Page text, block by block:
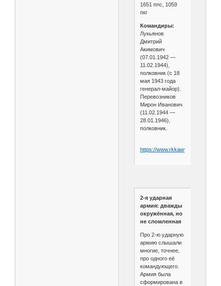
1651 ппс, 1059
пкг
Командиры:
Лукьянов
Дмитрий
Акимович
(07.01.1942 —
11.02.1944),
полковник (с 18
мая 1943 года
генерал-майор).
Перевозников
Мирон Иванович
(11.02.1944 —
28.01.1946),
полковник.
https://www.rkkawwii.ru/division/
2-я ударная
армия: дважды
окружённая, но
не сломленная
Про 2-ю ударную
армию слышали
многие, точнее,
про одного её
командующего.
Армия была
сформирована в